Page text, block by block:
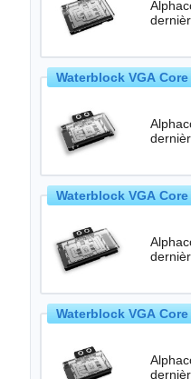
Waterblock VGA
Waterblock VGA
Waterblock VGA